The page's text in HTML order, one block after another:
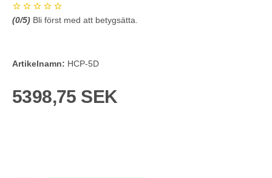
(0/5) Bli först med att betygsätta.
Artikelnamn: HCP-5D
5398,75 SEK